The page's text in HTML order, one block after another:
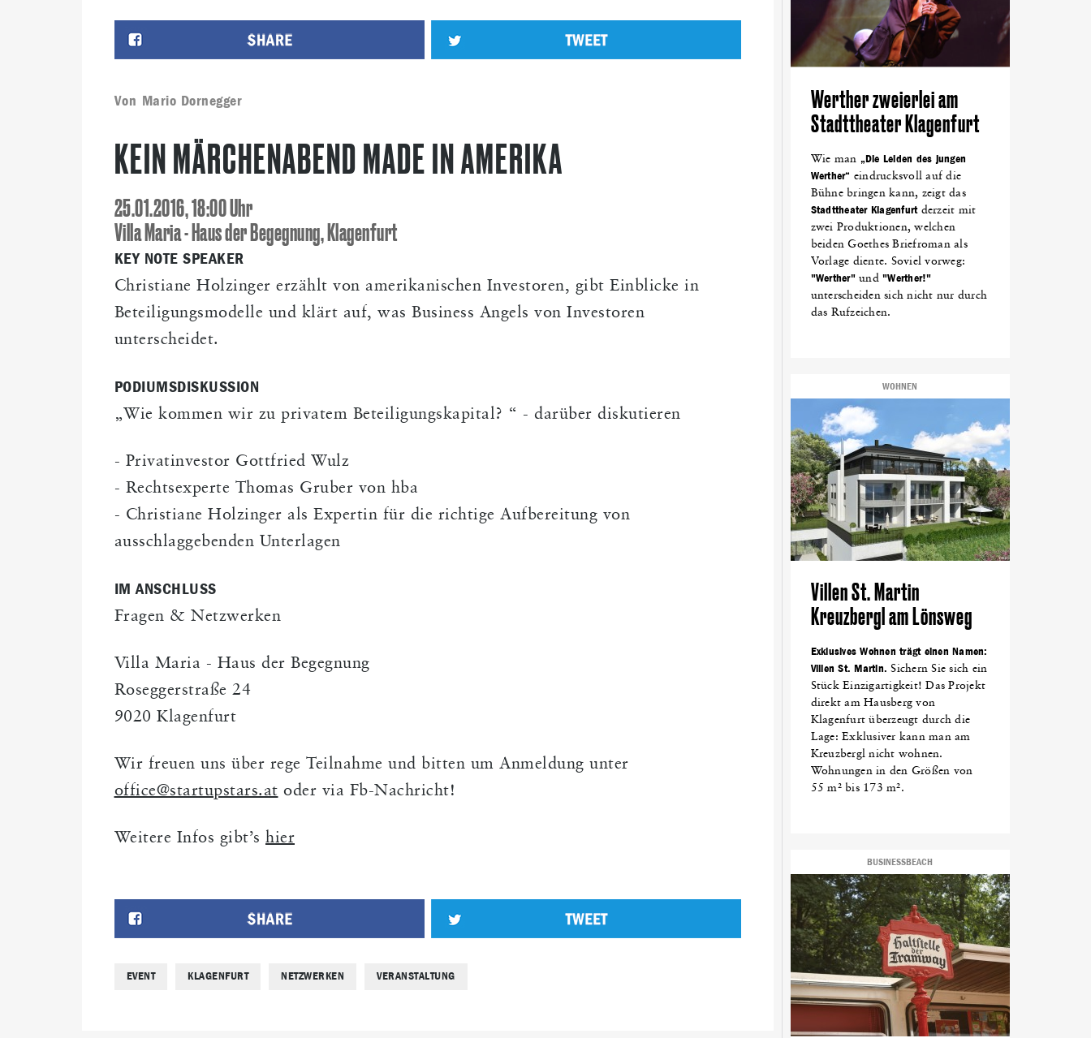
KABARETTHERBST
Von Mario Dornegger
KEIN MÄRCHENABEND MADE IN AMERIKA
25.01.2016, 18:00 Uhr
Villa Maria - Haus der Begegnung, Klagenfurt
KEY NOTE SPEAKER
Christiane Holzinger erzählt von amerikanischen Investoren, gibt Einblicke in
Beteiligungsmodelle und klärt auf, was Business Angels von Investoren
unterscheidet.
PODIUMSDISKUSSION
„Wie kommen wir zu privatem Beteiligungskapital? “ - darüber diskutieren
- Privatinvestor Gottfried Wulz
- Rechtsexperte Thomas Gruber von hba
- Christiane Holzinger als Expertin für die richtige Aufbereitung von
ausschlaggebenden Unterlagen
IM ANSCHLUSS
Fragen & Netzwerken
Villa Maria - Haus der Begegnung
Roseggerstraße 24
9020 Klagenfurt
Wir freuen uns über rege Teilnahme und bitten um Anmeldung unter
office@startupstars.at oder via Fb-Nachricht!
Weitere Infos gibt’s hier
EVENT KLAGENFURT NETZWERKEN VERANSTALTUNG
Werther zweierlei am
Stadttheater Klagenfurt
Wie man „Die Leiden des jungen
Werther“ eindrucksvoll auf die
Bühne bringen kann, zeigt das
Stadttheater Klagenfurtderzeit mit
zwei Produktionen, welchen
beiden Goethes Briefroman als
Vorlage diente. Soviel vorweg:
"Werther"und "Werther!"
unterscheiden sich nicht nur durch
das Rufzeichen.
WOHNEN
Villen St. Martin
Kreuzbergl am Lönsweg
Exklusives Wohnen trägt einen Namen:
Villen St. Martin.Sichern Sie sich ein
Stück Einzigartigkeit! Das Projekt
direkt am Hausberg von
Klagenfurt überzeugt durch die
Lage: Exklusiver kann man am
Kreuzbergl nicht wohnen.
Wohnungen in den Größen von
55 m² bis 173 m².
BUSINESSBEACH